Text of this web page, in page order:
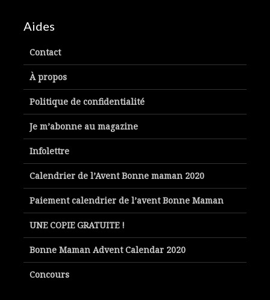
Aides
Contact
À propos
Politique de confidentialité
Je m’abonne au magazine
Infolettre
Calendrier de l’Avent Bonne maman 2020
Paiement calendrier de l’avent Bonne Maman
UNE COPIE GRATUITE !
Bonne Maman Advent Calendar 2020
Concours